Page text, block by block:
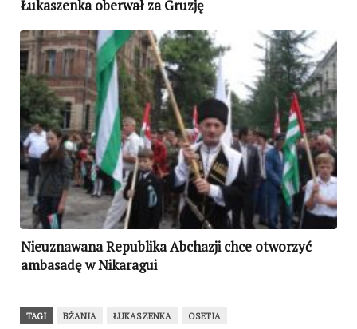
Łukaszenka oberwał za Gruzję
Nieuznawana Republika Abchazji chce otworzyć
ambasadę w Nikaragui
TAGI BŻANIA ŁUKASZENKA OSETIA